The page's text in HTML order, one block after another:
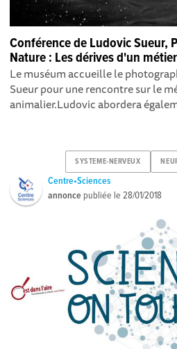
Conférence de Ludovic Sueur,
Nature : Les dérives d'un
Le muséum accueille le
Sueur pour une rencontre sur le
animalier.Ludovic abordera
SYSTEME-NERVEUX
Centre•Sciences
annonce publiée le28/01/2018